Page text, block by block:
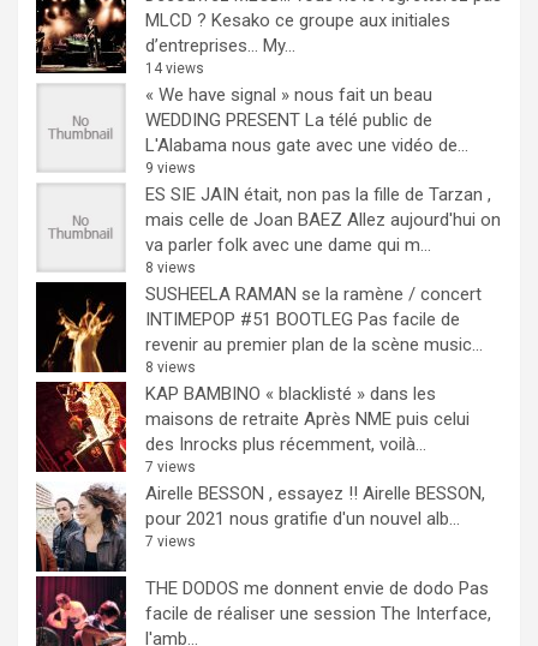
MLCD ? Kesako ce groupe aux initiales
d’entreprises… My...
14 views
« We have signal » nous fait un beau
WEDDING PRESENT La télé public de
L'Alabama nous gate avec une vidéo de...
9 views
ES SIE JAIN était, non pas la fille de Tarzan ,
mais celle de Joan BAEZ Allez aujourd'hui on
va parler folk avec une dame qui m...
8 views
SUSHEELA RAMAN se la ramène / concert
INTIMEPOP #51 BOOTLEG Pas facile de
revenir au premier plan de la scène music...
8 views
KAP BAMBINO « blacklisté » dans les
maisons de retraite Après NME puis celui
des Inrocks plus récemment, voilà...
7 views
Airelle BESSON , essayez !! Airelle BESSON,
pour 2021 nous gratifie d'un nouvel alb...
7 views
THE DODOS me donnent envie de dodo Pas
facile de réaliser une session The Interface,
l'amb...